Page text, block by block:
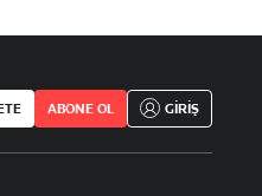
ABONE OL GİRİŞ